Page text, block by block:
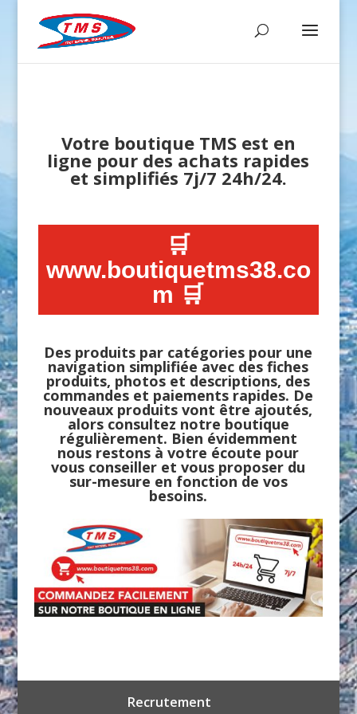
Votre boutique TMS est en
ligne pour des achats rapides
et simplifiés 7j/7 24h/24.
🛒
www.boutiquetms38.co
m 🛒
Des produits par catégories pour une
navigation simplifiée avec des fiches
produits, photos et descriptions, des
commandes et paiements rapides. De
nouveaux produits vont être ajoutés,
alors consultez notre boutique
régulièrement. Bien évidemment
nous restons à votre écoute pour
vous conseiller et vous proposer du
sur-mesure en fonction de vos
besoins.
Recrutement